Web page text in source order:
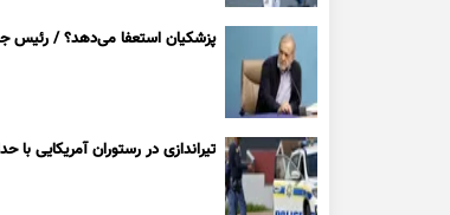
پزشکیان استعفا می‌دهد؟ / رئیس
تیراندازی در رستوران آمریکایی با حداقل ۳ کشته